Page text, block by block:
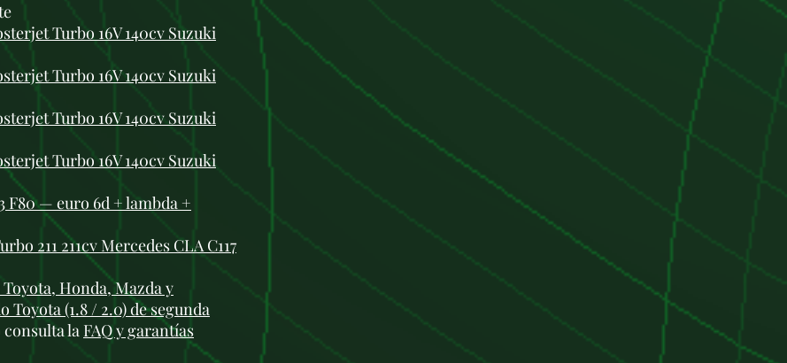
Turbo 16V 140cv Suzuki
Turbo 16V 140cv Suzuki
Turbo 16V 140cv Suzuki
Turbo 16V 140cv Suzuki
F80 — euro 6d + lambda +
211 211cv Mercedes CLA C117
Honda, Mazda y
Toyota (1.8 / 2.0) de segunda
consulta la FAQ y garantías